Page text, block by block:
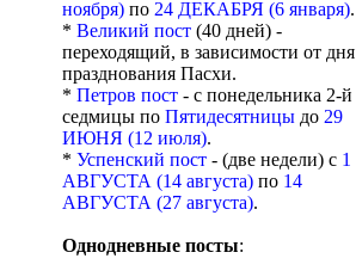
ноября) по 24 ДЕКАБРЯ (6 января).
* Великий пост (40 дней) -
переходящий, в зависимости от дня
празднования Пасхи.
* Петров пост - с понедельника 2-й
седмицы по Пятидесятницы до 29
ИЮНЯ (12 июля).
* Успенский пост - (две недели) с 1
АВГУСТА (14 августа) по 14
АВГУСТА (27 августа).
Однодневные посты: